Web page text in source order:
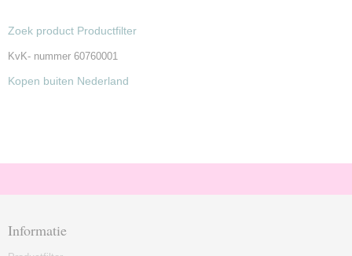
Zoek product Productfilter
KvK- nummer 60760001
Kopen buiten Nederland
Informatie